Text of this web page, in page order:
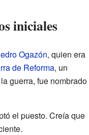
iniciales
Ogazón, quien era
de Reforma, un
guerra, fue nombrado
el puesto. Creía que